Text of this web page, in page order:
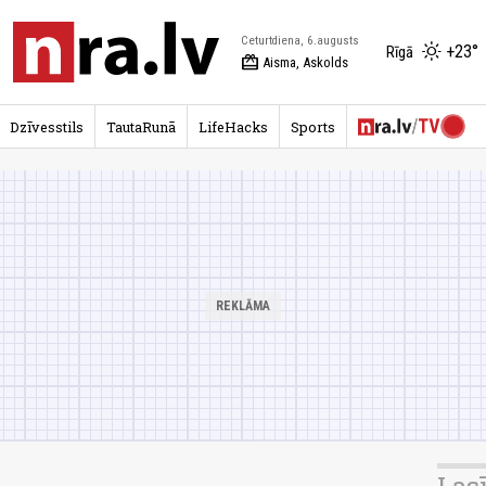
Ceturtdiena, 6.augusts
redeem Aisma, Askolds
Rīgā +23°
Dzīvesstils TautaRunā LifeHacks Sports